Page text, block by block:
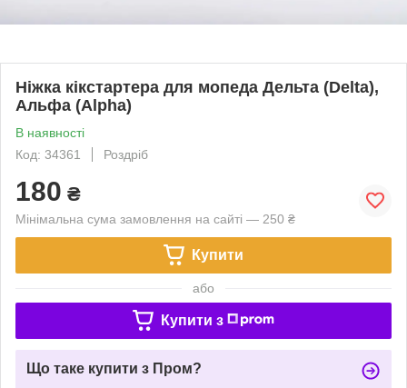
Ніжка кікстартера для мопеда Дельта (Delta),
Альфа (Alpha)
В наявності
Код: 34361
Роздріб
180 ₴
Мінімальна сума замовлення на сайті — 250 ₴
Купити
або
Купити з
Що таке купити з Пром?